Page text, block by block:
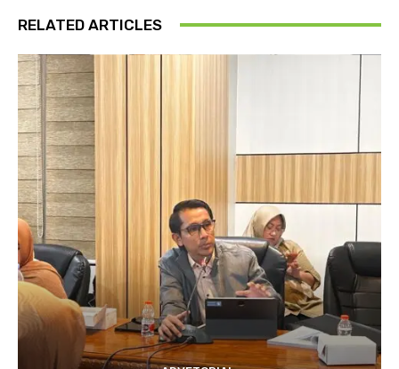
RELATED ARTICLES